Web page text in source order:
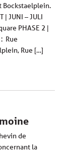
Bockstaelplein.
| JUNI – JULI
PHASE 2 |
: Rue
Rue […]
de
la